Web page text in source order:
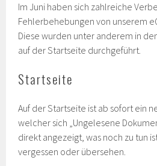
Im Juni haben sich zahlreiche
Fehlerbehebungen von unserem
Diese wurden unter anderem in
auf der Startseite durchgeführt.
Startseite
Auf der Startseite ist ab sofort ein
welcher sich „Ungelesene
direkt angezeigt, was noch zu tun
vergessen oder übersehen.